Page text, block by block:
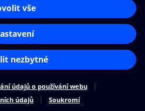
Aplikace O2 Knihovna
a poslouchej své e-knihy a
rychleji a pohodlněji.